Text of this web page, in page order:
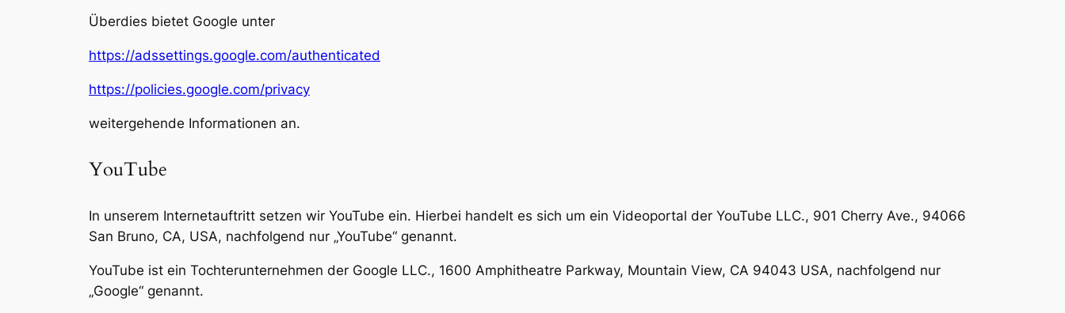
Überdies bietet Google unter
https://adssettings.google.com/authenticated
https://policies.google.com/privacy
weitergehende Informationen an.
YouTube
In unserem Internetauftritt setzen wir YouTube ein. Hierbei handelt es sich um ein Videoportal der YouTube LLC., 901 Cherry Ave., 94066
San Bruno, CA, USA, nachfolgend nur „YouTube“ genannt.
YouTube ist ein Tochterunternehmen der Google LLC., 1600 Amphitheatre Parkway, Mountain View, CA 94043 USA, nachfolgend nur
„Google“ genannt.